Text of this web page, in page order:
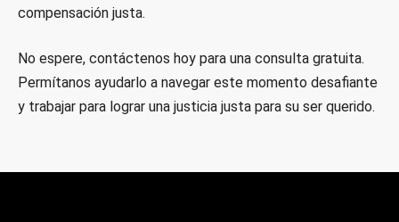
compensación justa.
No espere, contáctenos hoy para una consulta gratuita.
Permítanos ayudarlo a navegar este momento desafiante
y trabajar para lograr una justicia justa para su ser querido.